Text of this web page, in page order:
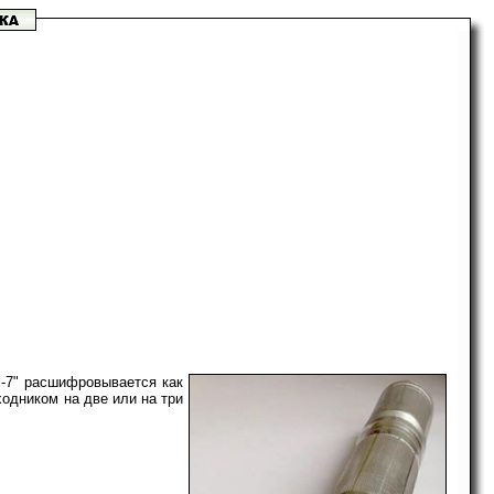
расшифровывается как
на две или на три